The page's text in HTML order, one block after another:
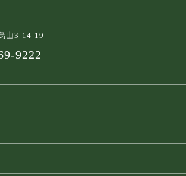
山3-14-19
9222